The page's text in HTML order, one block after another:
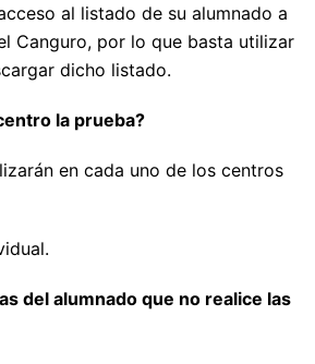
al listado de su alumnado a
Canguro, por lo que basta utilizar
dicho listado.
la prueba?
en cada uno de los centros
del alumnado que no realice las